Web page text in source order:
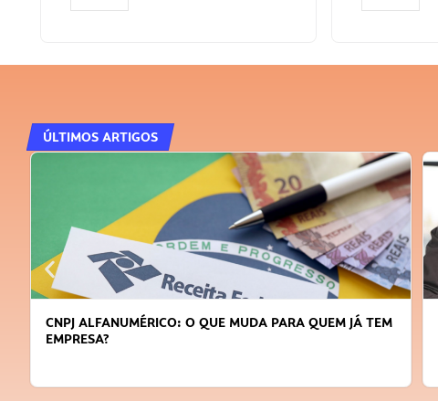
ÚLTIMOS ARTIGOS
DICAS PARA OBTER CRÉDITO